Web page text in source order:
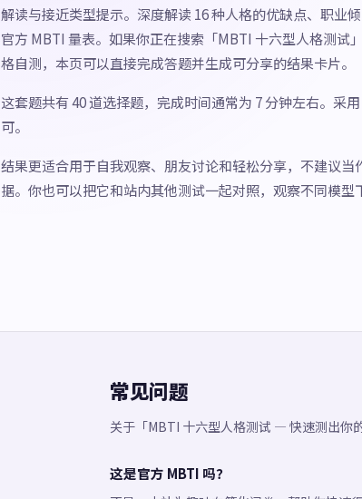
解读与接近类型提示。深度解读 16 种人格的优缺点、职业
官方 MBTI 量表。如果你正在搜索「MBTI 十六型人格测试
格自测，本页可以直接完成答题并生成可分享的结果卡片。
这套题共有 40 道选择题，完成时间通常为 7 分钟左右。采
可。
结果更适合用于自我观察、朋友讨论和轻松分享，不建议当
据。你也可以把它和站内其他测试一起对照，观察不同模型
常见问题
关于「MBTI 十六型人格测试 — 快速测出你
这是官方 MBTI 吗？